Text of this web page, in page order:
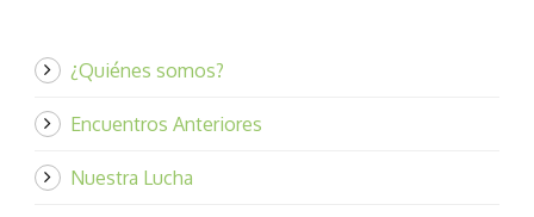
¿Quiénes somos?
Encuentros Anteriores
Nuestra Lucha